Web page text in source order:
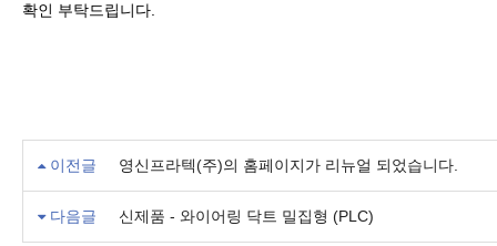
확인 부탁드립니다.
이전글 영신프라텍(주)의 홈페이지가 리뉴얼 되었습니다.
다음글 신제품 - 와이어링 닥트 밀집형 (PLC)